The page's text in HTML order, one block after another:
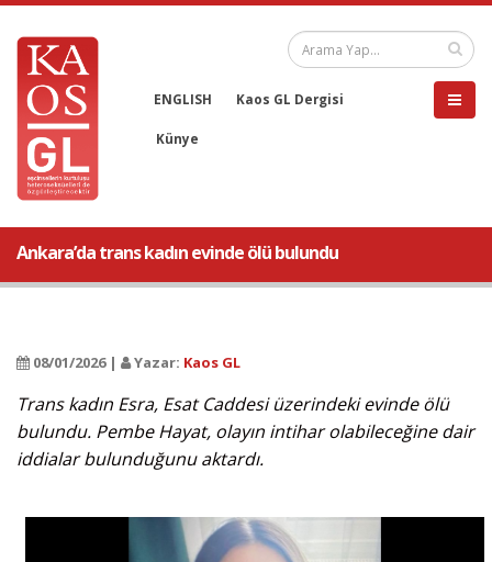
ENGLISH Kaos GL Dergisi
Künye
Ankara’da trans kadın evinde ölü bulundu
08/01/2026 | Yazar: Kaos GL
Trans kadın Esra, Esat Caddesi üzerindeki evinde ölü
bulundu. Pembe Hayat, olayın intihar olabileceğine dair
iddialar bulunduğunu aktardı.